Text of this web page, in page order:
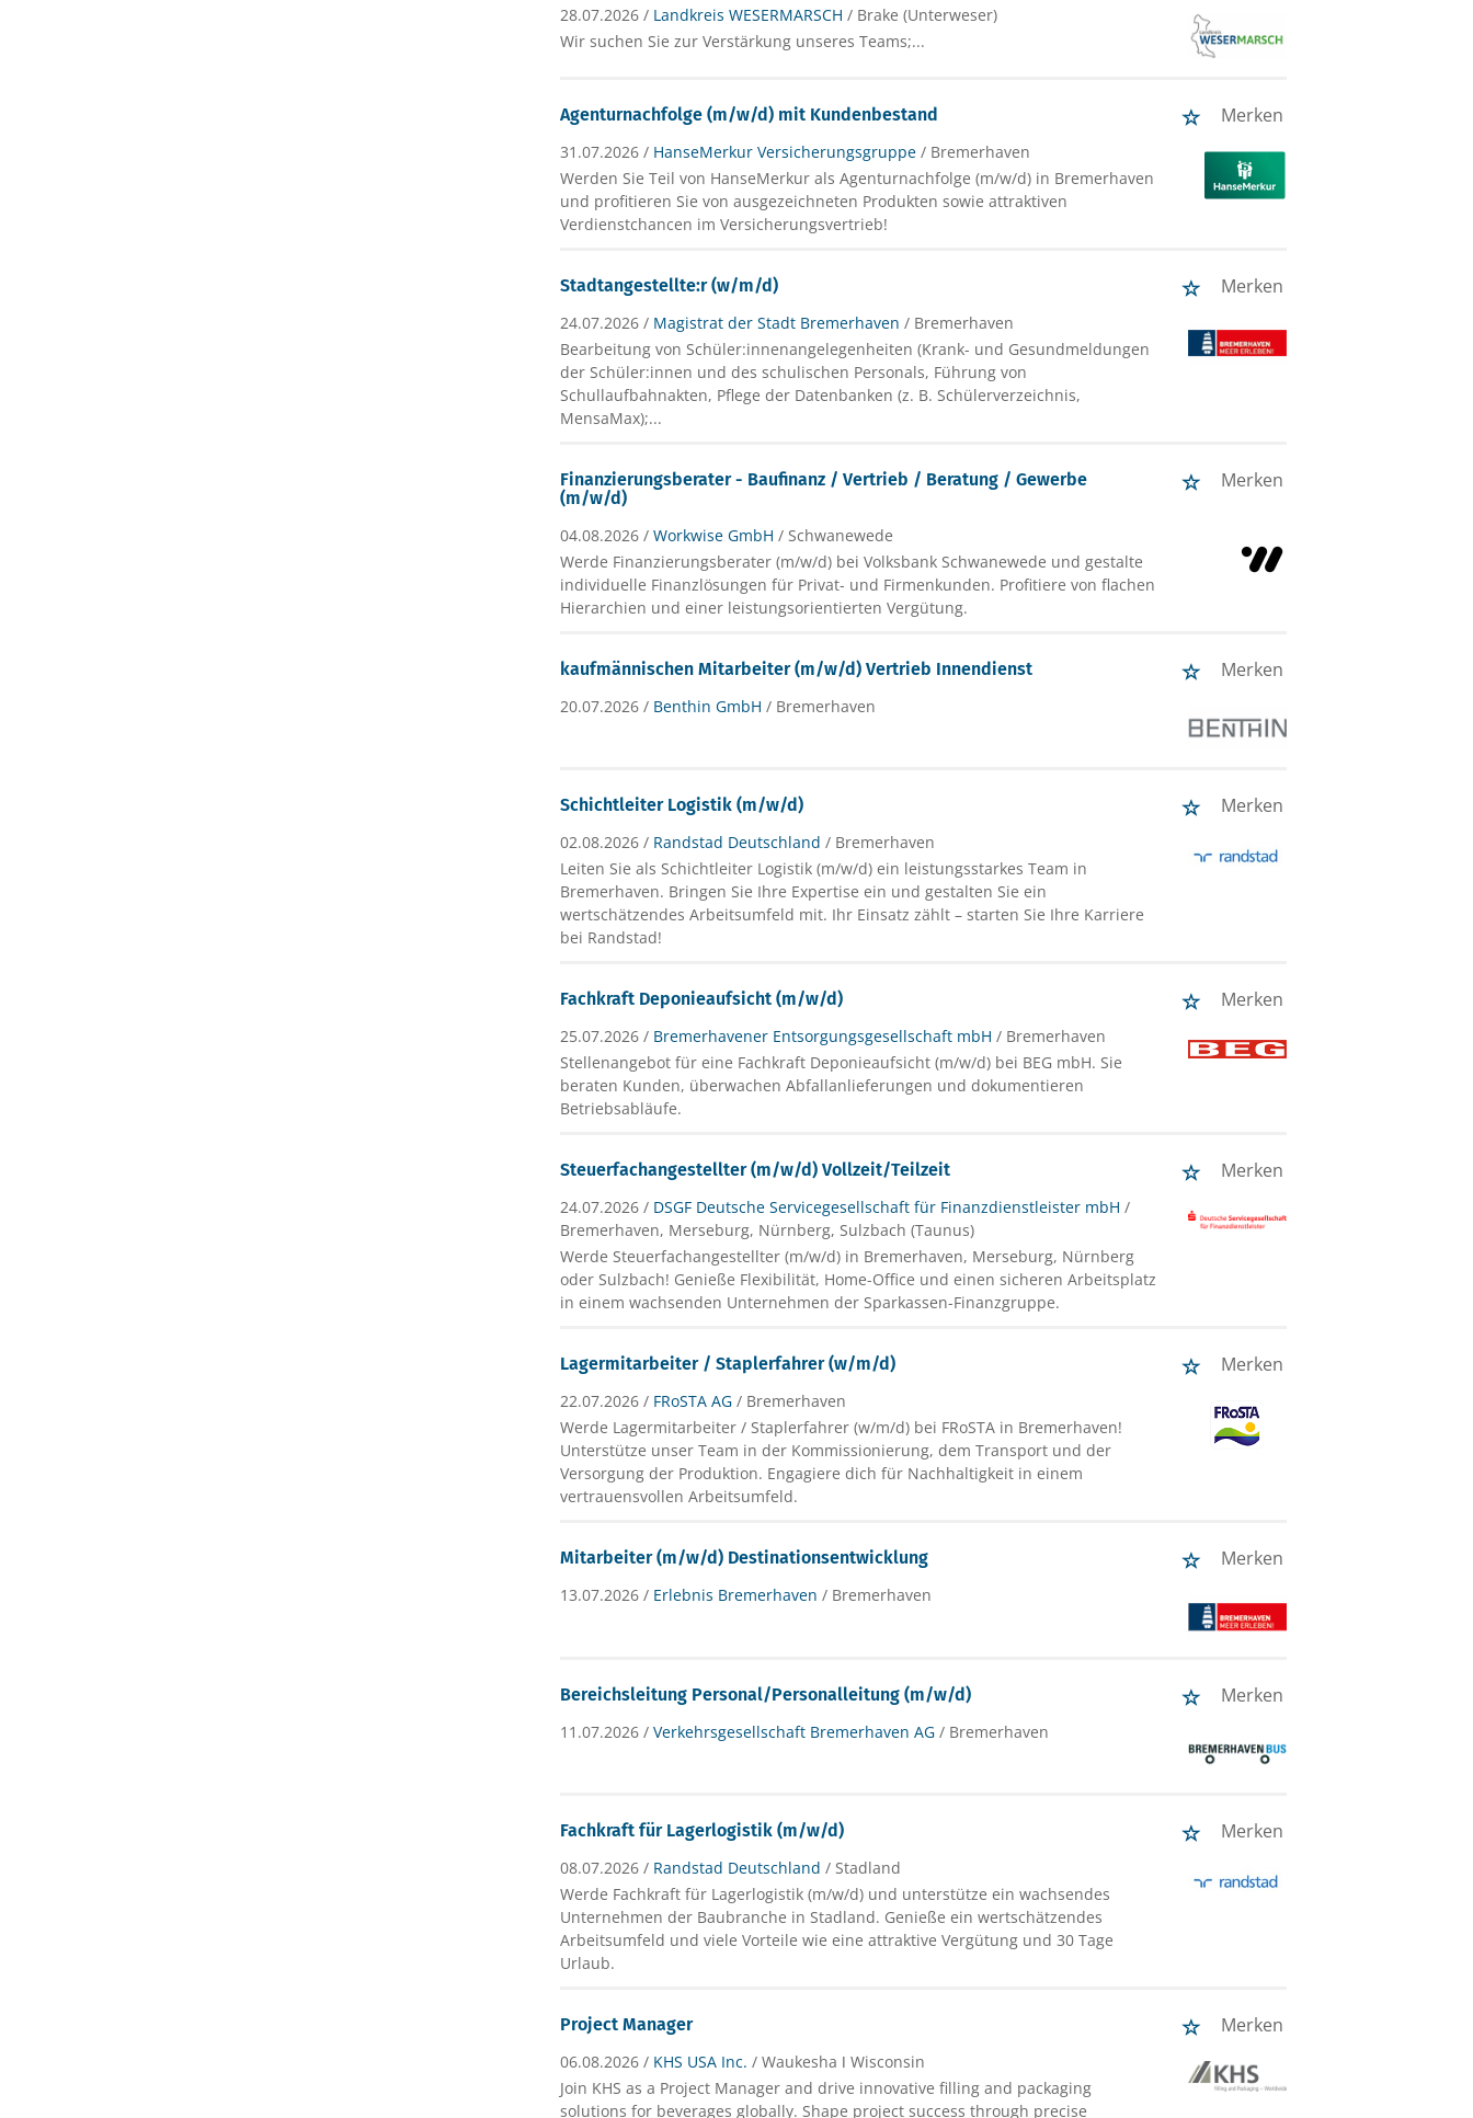
28.07.2026 / Landkreis WESERMARSCH / Brake (Unterweser)
Wir suchen Sie zur Verstärkung unseres Teams;...
Agenturnachfolge (m/w/d) mit Kundenbestand Merken
31.07.2026 / HanseMerkur Versicherungsgruppe / Bremerhaven
Werden Sie Teil von HanseMerkur als Agenturnachfolge (m/w/d) in Bremerhaven
und profitieren Sie von ausgezeichneten Produkten sowie attraktiven
Verdienstchancen im Versicherungsvertrieb!
Stadtangestellte:r (w/m/d) Merken
24.07.2026 / Magistrat der Stadt Bremerhaven / Bremerhaven
Bearbeitung von Schüler:innenangelegenheiten (Krank- und Gesundmeldungen
der Schüler:innen und des schulischen Personals, Führung von
Schullaufbahnakten, Pflege der Datenbanken (z. B. Schülerverzeichnis,
MensaMax);...
Finanzierungsberater - Baufinanz / Vertrieb / Beratung / Gewerbe
(m/w/d)
Merken
04.08.2026 /Workwise GmbH / Schwanewede
Werde Finanzierungsberater (m/w/d) bei Volksbank Schwanewede und gestalte
individuelle Finanzlösungen für Privat- und Firmenkunden. Profitiere von flachen
Hierarchien und einer leistungsorientierten Vergütung.
kaufmännischen Mitarbeiter (m/w/d) Vertrieb Innendienst Merken
20.07.2026 / Benthin GmbH / Bremerhaven
Schichtleiter Logistik (m/w/d) Merken
02.08.2026 / Randstad Deutschland / Bremerhaven
Leiten Sie als Schichtleiter Logistik (m/w/d) ein leistungsstarkes Team in
Bremerhaven. Bringen Sie Ihre Expertise ein und gestalten Sie ein
wertschätzendes Arbeitsumfeld mit. Ihr Einsatz zählt – starten Sie Ihre Karriere
bei Randstad!
Fachkraft Deponieaufsicht (m/w/d) Merken
25.07.2026 / Bremerhavener Entsorgungsgesellschaft mbH / Bremerhaven
Stellenangebot für eine Fachkraft Deponieaufsicht (m/w/d) bei BEG mbH. Sie
beraten Kunden, überwachen Abfallanlieferungen und dokumentieren
Betriebsabläufe.
Steuerfachangestellter (m/w/d) Vollzeit/Teilzeit Merken
24.07.2026 / DSGF Deutsche Servicegesellschaft für Finanzdienstleister mbH /
Bremerhaven, Merseburg, Nürnberg, Sulzbach (Taunus)
Werde Steuerfachangestellter (m/w/d) in Bremerhaven, Merseburg, Nürnberg
oder Sulzbach! Genieße Flexibilität, Home-Office und einen sicheren Arbeitsplatz
in einem wachsenden Unternehmen der Sparkassen-Finanzgruppe.
Lagermitarbeiter / Staplerfahrer (w/m/d) Merken
22.07.2026 / FRoSTA AG / Bremerhaven
Werde Lagermitarbeiter / Staplerfahrer (w/m/d) bei FRoSTA in Bremerhaven!
Unterstütze unser Team in der Kommissionierung, dem Transport und der
Versorgung der Produktion. Engagiere dich für Nachhaltigkeit in einem
vertrauensvollen Arbeitsumfeld.
Mitarbeiter (m/w/d) Destinationsentwicklung Merken
13.07.2026 / Erlebnis Bremerhaven / Bremerhaven
Bereichsleitung Personal/Personalleitung (m/w/d) Merken
11.07.2026 /Verkehrsgesellschaft Bremerhaven AG / Bremerhaven
Fachkraft für Lagerlogistik (m/w/d) Merken
08.07.2026 / Randstad Deutschland / Stadland
Werde Fachkraft für Lagerlogistik (m/w/d) und unterstütze ein wachsendes
Unternehmen der Baubranche in Stadland. Genieße ein wertschätzendes
Arbeitsumfeld und viele Vorteile wie eine attraktive Vergütung und 30 Tage
Urlaub.
Project Manager Merken
06.08.2026 / KHS USA Inc. / Waukesha ǀ Wisconsin
Join KHS as a Project Manager and drive innovative filling and packaging
solutions for beverages globally. Shape project success through precise